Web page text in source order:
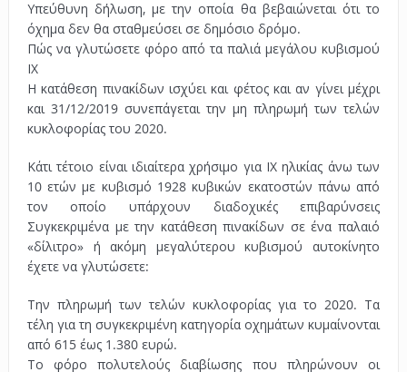
Υπεύθυνη δήλωση, με την οποία θα βεβαιώνεται ότι το
όχημα δεν θα σταθμεύσει σε δημόσιο δρόμο.
Πώς να γλυτώσετε φόρο από τα παλιά μεγάλου κυβισμού
ΙΧ
Η κατάθεση πινακίδων ισχύει και φέτος και αν γίνει μέχρι
και 31/12/2019 συνεπάγεται την μη πληρωμή των τελών
κυκλοφορίας του 2020.
Κάτι τέτοιο είναι ιδιαίτερα χρήσιμο για ΙΧ ηλικίας άνω των
10 ετών με κυβισμό 1928 κυβικών εκατοστών πάνω από
τον οποίο υπάρχουν διαδοχικές επιβαρύνσεις
Συγκεκριμένα με την κατάθεση πινακίδων σε ένα παλαιό
«δίλιτρο» ή ακόμη μεγαλύτερου κυβισμού αυτοκίνητο
έχετε να γλυτώσετε:
Την πληρωμή των τελών κυκλοφορίας για το 2020. Τα
τέλη για τη συγκεκριμένη κατηγορία οχημάτων κυμαίνονται
από 615 έως 1.380 ευρώ.
Το φόρο πολυτελούς διαβίωσης που πληρώνουν οι